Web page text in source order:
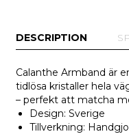
DESCRIPTION
Calanthe Armband är
tidlösa kristaller hela
– perfekt att matcha
Design: Sverige
Tillverkning: